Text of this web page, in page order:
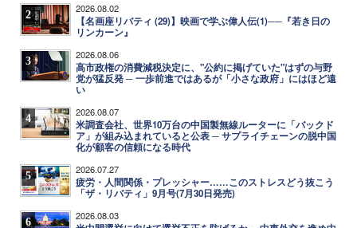
2 2026.08.02
【名画座リバティ (29)】映画で学ぶ偉人伝(1)──『若き日の
リンカーン』
3 2026.08.06
高市政権の消費減税決定に、"公約に掲げていた"はずの与野
党が猛反発 ─ 一歩前進ではあるが「小さな政府」にはほど遠
い
4 2026.08.07
米調査会社、世界10万台の中国製無線ルーターに「バックド
ア」が組み込まれていると公表 ─ サプライチェーンの脱中国
化が顧客の信頼になる時代
5 2026.07.27
疲労・人間関係・プレッシャー……このストレスどう抜こう
「ザ・リバティ」9月号(7月30日発売)
6 2026.08.03